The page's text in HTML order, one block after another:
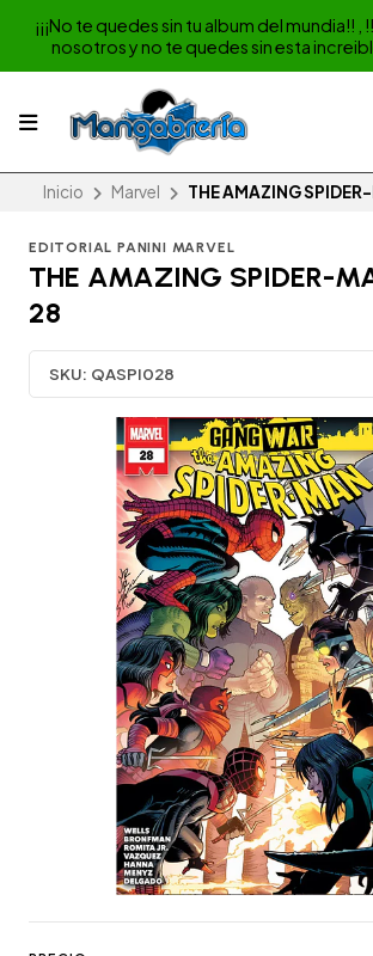
¡¡¡No te quedes sin tu album del mundia!!
nosotros y no te quedes sin esta
Inicio Marvel THE AMAZING
EDITORIAL PANINI MARVEL
THE AMAZING SPIDER-
28
SKU: QASPI028